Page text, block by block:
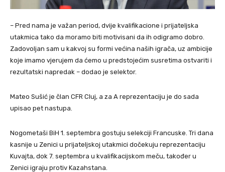
– Pred nama je važan period, dvije kvalifikacione i prijateljska
utakmica tako da moramo biti motivisani da ih odigramo dobro.
Zadovoljan sam u kakvoj su formi većina naših igrača, uz ambicije
koje imamo vjerujem da ćemo u predstojećim susretima ostvariti i
rezultatski napredak – dodao je selektor.
Mateo Sušić je član CFR Cluj, a za A reprezentaciju je do sada
upisao pet nastupa.
Nogometaši BiH 1. septembra gostuju selekciji Francuske. Tri dana
kasnije u Zenici u prijateljskoj utakmici dočekuju reprezentaciju
Kuvajta, dok 7. septembra u kvalifikacijskom meču, također u
Zenici igraju protiv Kazahstana.